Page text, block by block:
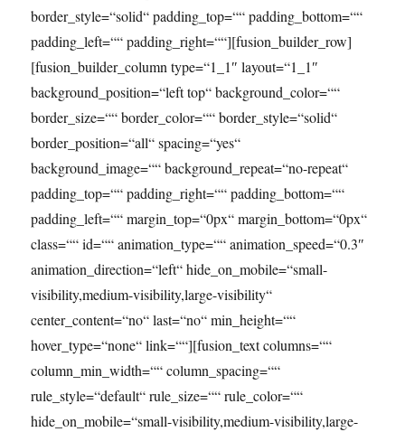
border_style=“solid“ padding_top=““ padding_bottom=““
padding_left=““ padding_right=““][fusion_builder_row]
[fusion_builder_column type=“1_1″ layout=“1_1″
background_position=“left top“ background_color=““
border_size=““ border_color=““ border_style=“solid“
border_position=“all“ spacing=“yes“
background_image=““ background_repeat=“no-repeat“
padding_top=““ padding_right=““ padding_bottom=““
padding_left=““ margin_top=“0px“ margin_bottom=“0px“
class=““ id=““ animation_type=““ animation_speed=“0.3″
animation_direction=“left“ hide_on_mobile=“small-
visibility,medium-visibility,large-visibility“
center_content=“no“ last=“no“ min_height=““
hover_type=“none“ link=““][fusion_text columns=““
column_min_width=““ column_spacing=““
rule_style=“default“ rule_size=““ rule_color=““
hide_on_mobile=“small-visibility,medium-visibility,large-